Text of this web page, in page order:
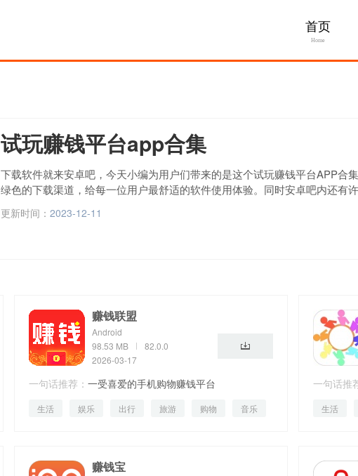
首页
Home
试玩赚钱平台app合集
下载软件就来安卓吧，今天小编为用户们带来的是这个试玩赚钱平台APP合
绿色的下载渠道，给每一位用户最舒适的软件使用体验。同时安卓吧内还有
软件。
更新时间： 2023-12-11
赚钱联盟
Android
98.53 MB
82.0.0
2026-03-17
一句话推荐： 一受喜爱的手机购物赚钱平台
生活 娱乐 出行 旅游 购物
音乐
一句话推
生活
赚钱宝